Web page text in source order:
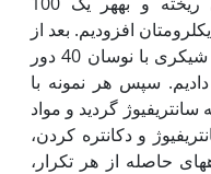
و 10 میلی­لیتر دی­کلرومتان افزودیم. بعد از
مخلوط­کردن در ورتکس، آن‏ها را در شیکری با نوسان 40 دور
قرار دادیم. سپس هر نمونه با
دقیقه به‏مدت 10 دقیقه سانتریفیوژ گردید و مواد
و دکانتره کردن،
حاصله از هر تکرار،